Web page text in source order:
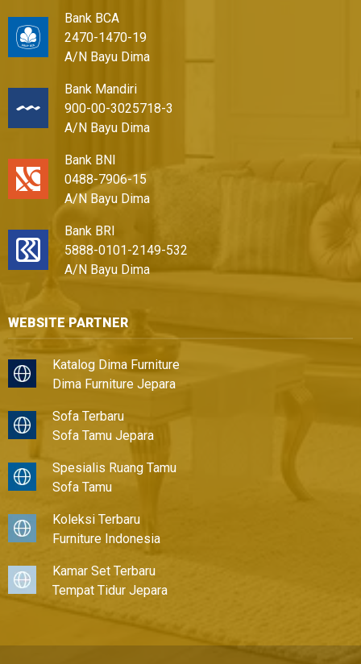
Bank BCA
2470-1470-19
A/N Bayu Dima
Bank Mandiri
900-00-3025718-3
A/N Bayu Dima
Bank BNI
0488-7906-15
A/N Bayu Dima
Bank BRI
5888-0101-2149-532
A/N Bayu Dima
WEBSITE PARTNER
Katalog Dima Furniture
Dima Furniture Jepara
Sofa Terbaru
Sofa Tamu Jepara
Spesialis Ruang Tamu
Sofa Tamu
Koleksi Terbaru
Furniture Indonesia
Kamar Set Terbaru
Tempat Tidur Jepara